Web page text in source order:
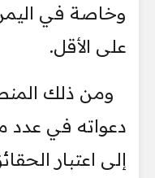
وخاصة في
على الأقل.
ومن ذلك
دعواته في عدد
إلى اعتبار